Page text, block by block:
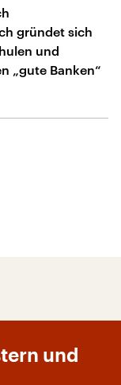
gründet sich
und
„gute Banken“
und